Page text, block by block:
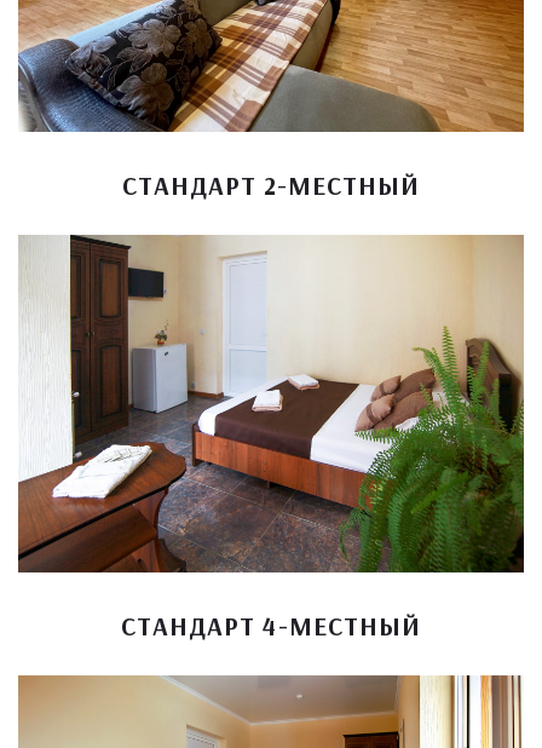
СТАНДАРТ 2-МЕСТНЫЙ
СТАНДАРТ 4-МЕСТНЫЙ